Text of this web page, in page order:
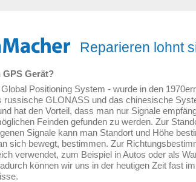
Reparieren lohnt
GPS Gerät?
Positioning System - wurde in den
russische GLONASS und das chinesische
hat den Vorteil, dass man nur Signale
Feinden gefunden zu werden. Zur
Signale kann man Standort und Höhe
sich bewegt, bestimmen. Zur
verwendet, zum Beispiel in Autos oder als
können wir uns in der heutigen Zeit fast